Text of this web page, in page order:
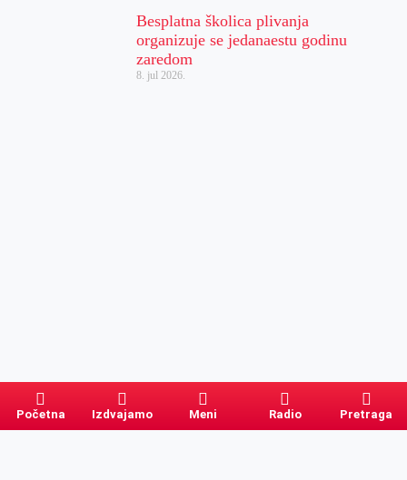
Besplatna školica plivanja
organizuje se jedanaestu godinu
zaredom
8. jul 2026.
Početna Izdvajamo Meni Radio Pretraga